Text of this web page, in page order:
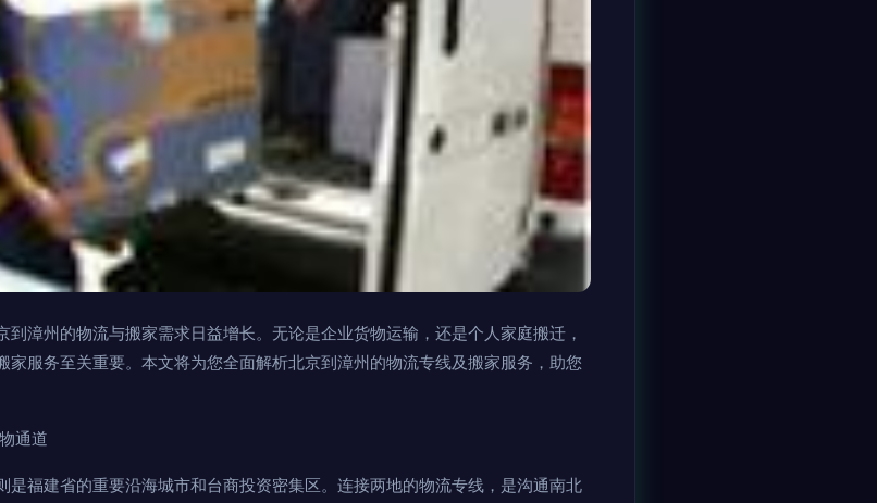
漳州的物流与搬家需求日益增长。无论是企业货物运输，还是个人家庭搬迁，
服务至关重要。本文将为您全面解析北京到漳州的物流专线及搬家服务，助您
通道
是福建省的重要沿海城市和台商投资密集区。连接两地的物流专线，是沟通南北